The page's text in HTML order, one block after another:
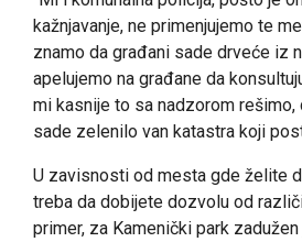
kažnjavanje, ne primenjujemo te
znamo da građani sade drveće iz
apelujemo na građane da
mi kasnije to sa nadzorom rešimo,
sade zelenilo van katastra koji
U zavisnosti od mesta gde želite
treba da dobijete dozvolu od
primer, za Kamenički park